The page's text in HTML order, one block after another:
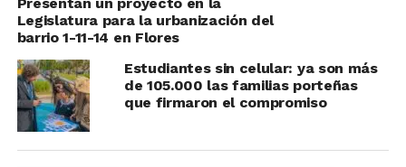
Legislatura para la urbanización del
barrio 1-11-14 en Flores
Estudiantes sin celular: ya son más
de 105.000 las familias porteñas
que firmaron el compromiso